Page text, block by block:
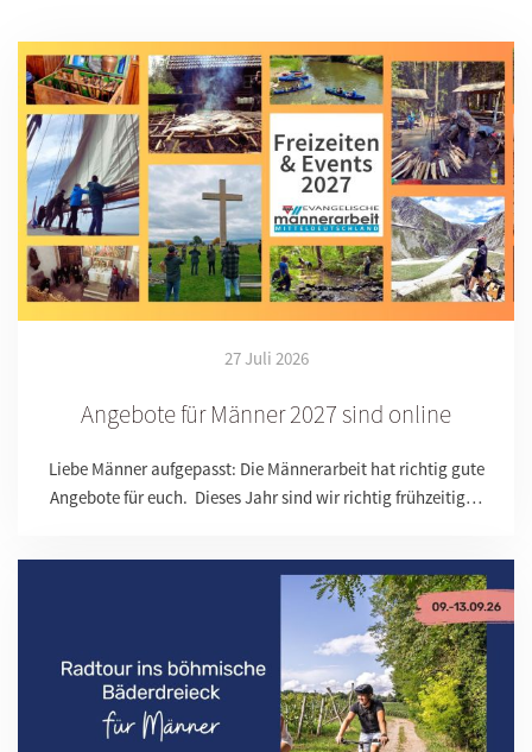
27 Juli 2026
Angebote für Männer 2027 sind online
Liebe Männer aufgepasst: Die Männerarbeit hat richtig gute
Angebote für euch. Dieses Jahr sind wir richtig frühzeitig…